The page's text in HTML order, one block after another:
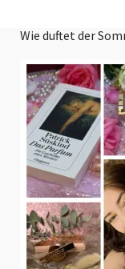
Wie duftet der